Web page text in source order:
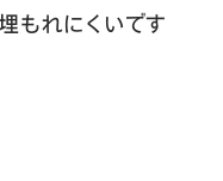
もれにくいです